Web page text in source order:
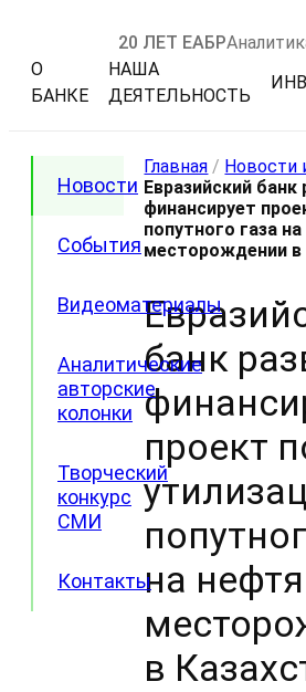
20 ЛЕТ ЕАБР
О
БАНКЕ
НАША
ДЕЯТЕЛЬНОСТЬ
Новости
События
Видеоматериалы
Аналитические
авторские
колонки
Творческий
конкурс
СМИ
Контакты
Главная / Новости
Евразийский банк
финансирует
попутного газа
месторождении в
банк
проект
на
в